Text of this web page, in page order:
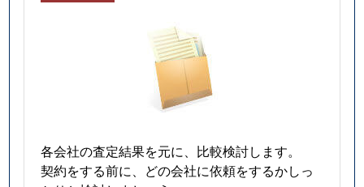
各会社の査定結果を元に、比較検討します。
契約をする前に、どの会社に依頼をするかしっ